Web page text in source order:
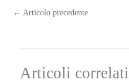
← Articolo precedente
Articoli correlati